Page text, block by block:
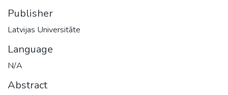
Publisher
Latvijas Universitāte
Language
N/A
Abstract